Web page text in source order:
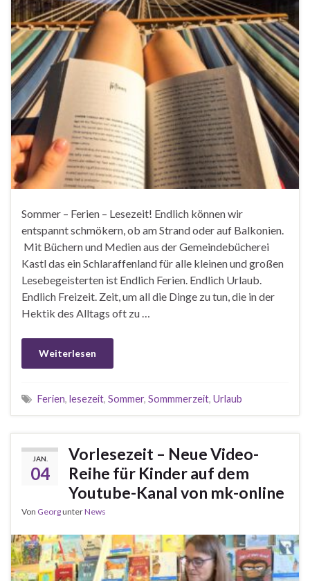
Sommer – Ferien – Lesezeit! Endlich können wir
entspannt schmökern, ob am Strand oder auf Balkonien.
Mit Büchern und Medien aus der Gemeindebücherei
Kastl das ein Schlaraffenland für alle kleinen und großen
Lesebegeisterten ist Endlich Ferien. Endlich Urlaub.
Endlich Freizeit. Zeit, um all die Dinge zu tun, die in der
Hektik des Alltags oft zu …
Weiterlesen
Ferien, lesezeit, Sommer, Sommmerzeit, Urlaub
JAN.
04
Vorlesezeit – Neue Video-
Reihe für Kinder auf dem
Youtube-Kanal von mk-online
Von GeorgunterNews